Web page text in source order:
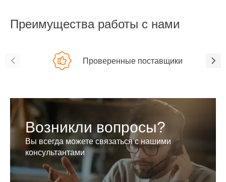
Преимущества работы с нами
Проверенные поставщики
Возникли вопросы?
Вы всегда можете связаться с нашими
консультантами